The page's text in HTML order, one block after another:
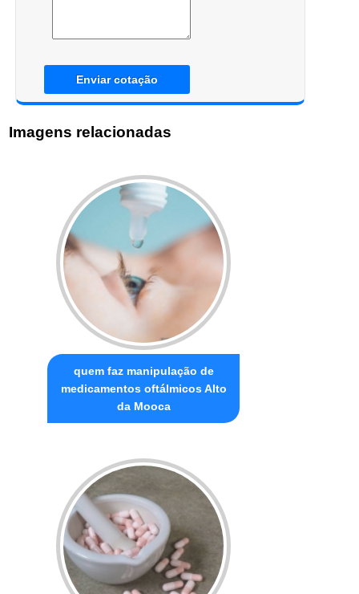
Enviar cotação
Imagens relacionadas
quem faz manipulação de
medicamentos oftálmicos Alto
da Mooca